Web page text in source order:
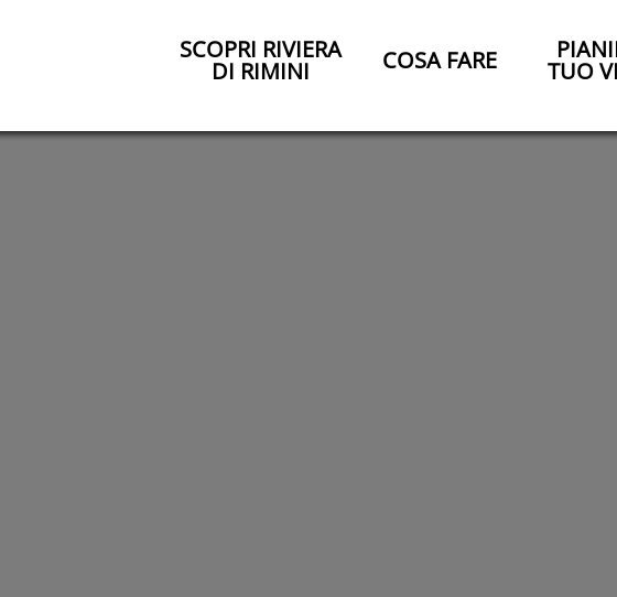
SCOPRI RIVIERA
DI RIMINI COSA FARE TUO